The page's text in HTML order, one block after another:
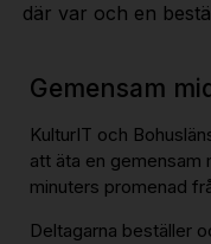
där var och en
Gemensam
KulturIT och
att äta en gemensam
minuters promenad
Deltagarna beställer